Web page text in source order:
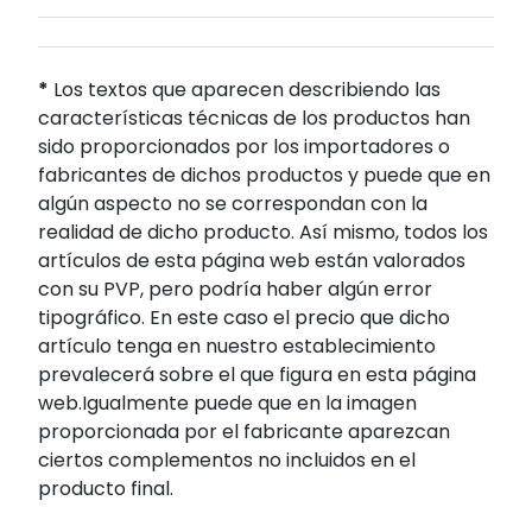
* Los textos que aparecen describiendo las
características técnicas de los productos han
sido proporcionados por los importadores o
fabricantes de dichos productos y puede que en
algún aspecto no se correspondan con la
realidad de dicho producto. Así mismo, todos los
artículos de esta página web están valorados
con su PVP, pero podría haber algún error
tipográfico. En este caso el precio que dicho
artículo tenga en nuestro establecimiento
prevalecerá sobre el que figura en esta página
web.Igualmente puede que en la imagen
proporcionada por el fabricante aparezcan
ciertos complementos no incluidos en el
producto final.